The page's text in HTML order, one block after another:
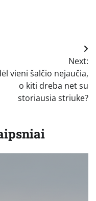
Next:
vieni šalčio nejaučia,
o kiti dreba net su
storiausia striuke?